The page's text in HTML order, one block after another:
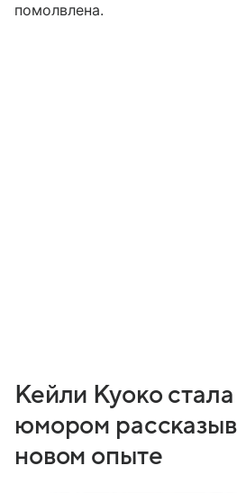
помолвлена.
Кейли Куоко
юмором
новом опыте